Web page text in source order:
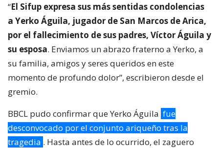
“El Sifup expresa sus más sentidas condolencias
a Yerko Águila, jugador de San Marcos de Arica,
por el fallecimiento de sus padres, Víctor Águila y
su esposa. Enviamos un abrazo fraterno a Yerko, a
su familia, amigos y seres queridos en este
momento de profundo dolor”, escribieron desde el
gremio.
BBCL pudo confirmar que Yerko Águila fue
desconvocado por el conjunto ariqueño tras la
tragedia . Hasta antes de lo ocurrido, el zaguero